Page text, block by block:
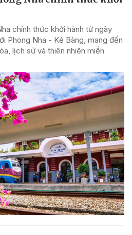
chính thức khởi hành từ ngày
Phong Nha - Kẻ Bàng, mang đến
lịch sử và thiên nhiên miền